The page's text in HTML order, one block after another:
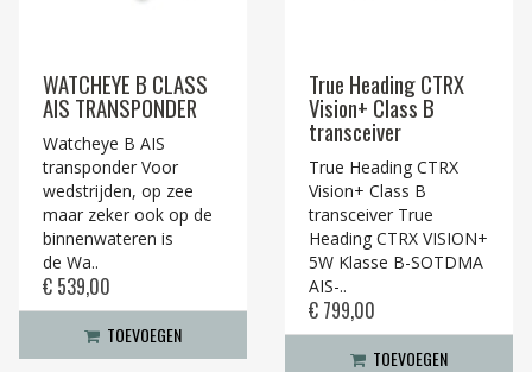
WATCHEYE B CLASS
AIS TRANSPONDER
Watcheye B AIS
transponder Voor
wedstrijden, op zee
maar zeker ook op de
binnenwateren is
de Wa..
€ 539,00
TOEVOEGEN
True Heading CTRX
Vision+ Class B
transceiver
True Heading CTRX
Vision+ Class B
transceiver True
Heading CTRX VISION+
5W Klasse B-SOTDMA
AIS-..
€ 799,00
TOEVOEGEN